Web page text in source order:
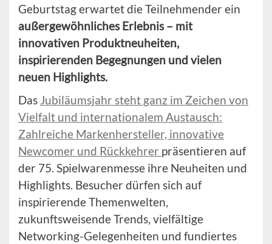
Geburtstag erwartet die Teilnehmender ein
außergewöhnliches Erlebnis – mit
innovativen Produktneuheiten,
inspirierenden Begegnungen und vielen
neuen Highlights.
Das Jubiläumsjahr steht ganz im Zeichen von
Vielfalt und internationalem Austausch:
Zahlreiche Markenhersteller, innovative
Newcomer und Rückkehrer präsentieren auf
der 75. Spielwarenmesse ihre Neuheiten und
Highlights. Besucher dürfen sich auf
inspirierende Themenwelten,
zukunftsweisende Trends, vielfältige
Networking-Gelegenheiten und fundiertes